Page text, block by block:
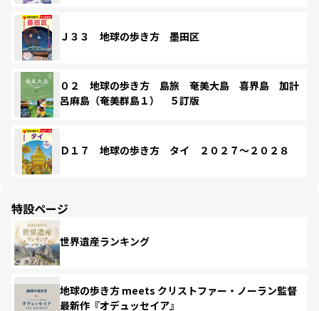
Ｊ３３ 地球の歩き方 墨田区
０２ 地球の歩き方 島旅 奄美大島 喜界島 加計
呂麻島（奄美群島１） ５訂版
Ｄ１７ 地球の歩き方 タイ ２０２７～２０２８
特設ページ
世界遺産ランキング
地球の歩き方 meets クリストファー・ノーラン監督
最新作『オデュッセイア』